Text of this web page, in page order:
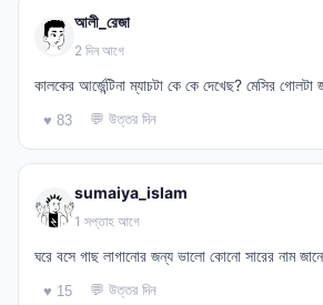
আলী_রেজা
2 দিন আগে
কালকের আর্জেন্টিনা ম্যাচটা কে কে দেখেছ? মেসির
♥ 83 💬 উত্তর দিন
sumaiya_islam
1 সপ্তাহ আগে
ঘরে বসে গাছ লাগানোর জন্য ভালো কোনো সারের নাম
♥ 15 💬 উত্তর দিন